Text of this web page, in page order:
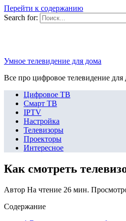
Перейти к содержанию
Search for:
Умное телевидение для дома
Все про цифровое телевидение
Цифровое ТВ
Смарт ТВ
IPTV
Настройка
Телевизоры
Проекторы
Интересное
Как смотреть
Автор На чтение 26 мин.
Содержание